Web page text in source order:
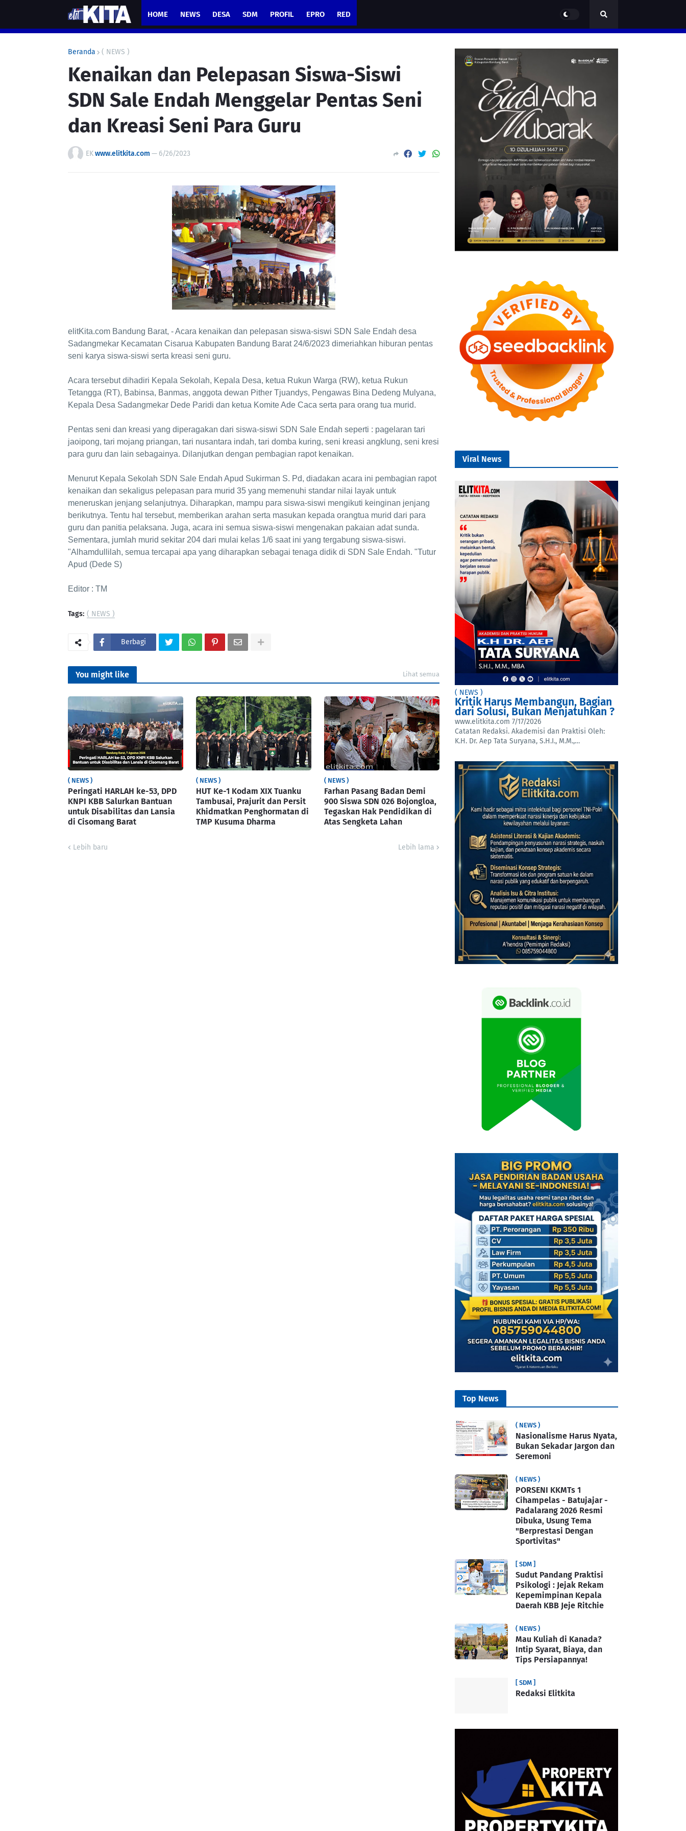
HOME NEWS DESA SDM PROFIL EPRO RED
Beranda ( NEWS )
Kenaikan dan Pelepasan Siswa-Siswi
SDN Sale Endah Menggelar Pentas Seni
dan Kreasi Seni Para Guru
EKwww.elitkita.com — 6/26/2023
elitKita.com Bandung Barat, - Acara kenaikan dan pelepasan siswa-siswi SDN Sale Endah desa
Sadangmekar Kecamatan Cisarua Kabupaten Bandung Barat 24/6/2023 dimeriahkan hiburan pentas
seni karya siswa-siswi serta kreasi seni guru.
Acara tersebut dihadiri Kepala Sekolah, Kepala Desa, ketua Rukun Warga (RW), ketua Rukun
Tetangga (RT), Babinsa, Banmas, anggota dewan Pither Tjuandys, Pengawas Bina Dedeng Mulyana,
Kepala Desa Sadangmekar Dede Paridi dan ketua Komite Ade Caca serta para orang tua murid.
Pentas seni dan kreasi yang diperagakan dari siswa-siswi SDN Sale Endah seperti : pagelaran tari
jaoipong, tari mojang priangan, tari nusantara indah, tari domba kuring, seni kreasi angklung, seni kresi
para guru dan lain sebagainya. Dilanjutkan dengan pembagian rapot kenaikan.
Menurut Kepala Sekolah SDN Sale Endah Apud Sukirman S. Pd, diadakan acara ini pembagian rapot
kenaikan dan sekaligus pelepasan para murid 35 yang memenuhi standar nilai layak untuk
meneruskan jenjang selanjutnya. Diharapkan, mampu para siswa-siswi mengikuti keinginan jenjang
berikutnya. Tentu hal tersebut, memberikan arahan serta masukan kepada orangtua murid dari para
guru dan panitia pelaksana. Juga, acara ini semua siswa-siswi mengenakan pakaian adat sunda.
Sementara, jumlah murid sekitar 204 dari mulai kelas 1/6 saat ini yang tergabung siswa-siswi.
"Alhamdullilah, semua tercapai apa yang diharapkan sebagai tenaga didik di SDN Sale Endah. "Tutur
Apud (Dede S)
Editor : TM
Tags: ( NEWS )
Berbagi
You might like Lihat semua
( NEWS )
Peringati HARLAH ke-53, DPD
KNPI KBB Salurkan Bantuan
untuk Disabilitas dan Lansia
di Cisomang Barat
( NEWS )
HUT Ke-1 Kodam XIX Tuanku
Tambusai, Prajurit dan Persit
Khidmatkan Penghormatan di
TMP Kusuma Dharma
( NEWS )
Farhan Pasang Badan Demi
900 Siswa SDN 026 Bojongloa,
Tegaskan Hak Pendidikan di
Atas Sengketa Lahan
Lebih baru Lebih lama
Viral News
( NEWS )
Kritik Harus Membangun, Bagian
dari Solusi, Bukan Menjatuhkan ?
www.elitkita.com 7/17/2026
Catatan Redaksi. Akademisi dan Praktisi Oleh:
K.H. Dr. Aep Tata Suryana, S.H.I., M.M.,…
Top News
( NEWS )
Nasionalisme Harus Nyata,
Bukan Sekadar Jargon dan
Seremoni
( NEWS )
PORSENI KKMTs 1
Cihampelas - Batujajar -
Padalarang 2026 Resmi
Dibuka, Usung Tema
"Berprestasi Dengan
Sportivitas"
[ SDM ]
Sudut Pandang Praktisi
Psikologi : Jejak Rekam
Kepemimpinan Kepala
Daerah KBB Jeje Ritchie
( NEWS )
Mau Kuliah di Kanada?
Intip Syarat, Biaya, dan
Tips Persiapannya!
[ SDM ]
Redaksi Elitkita